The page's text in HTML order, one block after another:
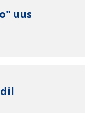
uus